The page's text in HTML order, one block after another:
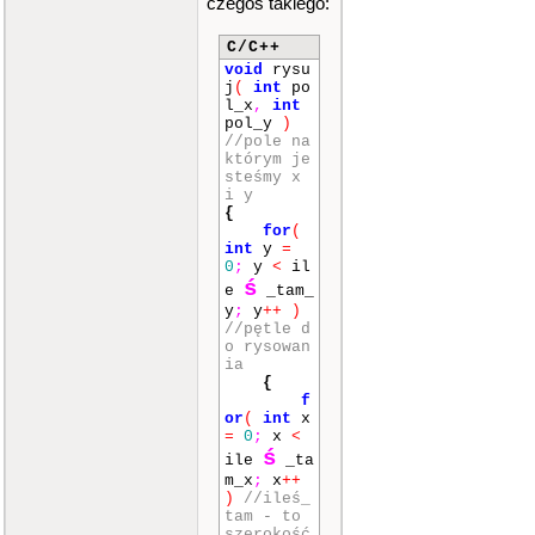
ntw( 1,
1, "" );
}
if(ktory
== 6
{
mvpri
ntw( 0
0
mvpri
0,
1, "" )
mvpri
ntw( 0,
2 , ""
;
mvpri
ntw( 1,
0 ,
mvpri
1, "" )
mvpri
ntw
2
0 , "" );
mvpri
ntw ( 2,
1, "" );
C/C++
void rysu
j ( int po
l_x ,
int
pol_y
)
//pole na
którym je
steśmy x
i y
{
for (
int y =
0 ; y < il
e ś _tam_
y; y++
)
//pętle d
o rysowan
ia
{
f
or ( int x
= 0 ; x <
ile ś _ta
m_x ; x++
)
//ileś_
tam - to